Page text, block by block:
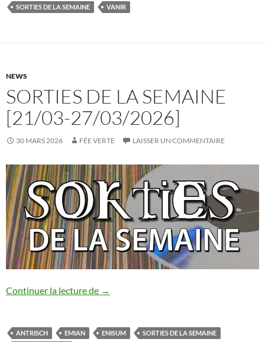
SORTIES DE LA SEMAINE VANIR
NEWS
SORTIES DE LA SEMAINE
[21/03-27/03/2026]
30 MARS 2026 FÉE VERTE LAISSER UN COMMENTAIRE
Continuer la lecture de Sorties de la semaine [21/03-27/03/
→
ANTRISCH EMIAN ENISUM
SORTIES DE LA SEMAINE